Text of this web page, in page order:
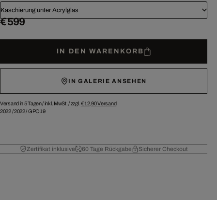
Kaschierung unter Acrylglas
€ 599
IN DEN WARENKORB
IN GALERIE ANSEHEN
Versand in 5 Tagen /inkl. MwSt. / zzgl. € 12,90Versand
2022/2022/GPO19
Zertifikat inklusive 60 Tage Rückgabe Sicherer Checkout